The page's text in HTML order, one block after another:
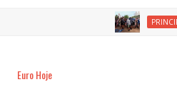
PRINCIPAL
Euro Hoje